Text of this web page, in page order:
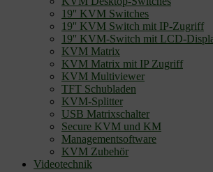
19'' KVM Switches
19'' KVM Switch mit IP-Zugriff
19'' KVM-Switch mit LCD-
KVM Matrix
KVM Matrix mit IP Zugriff
KVM Multiviewer
TFT Schubladen
KVM-Splitter
USB Matrixschalter
Secure KVM und KM
Managementsoftware
KVM Zubehör
Videotechnik